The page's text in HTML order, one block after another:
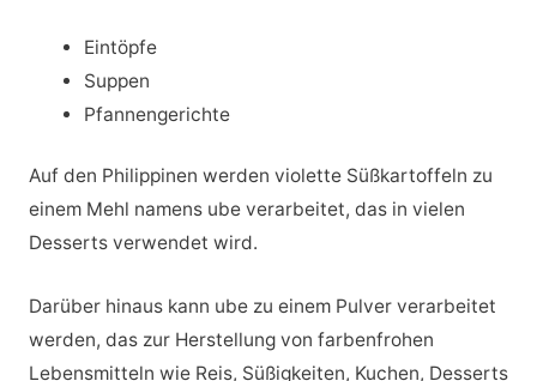
Eintöpfe
Suppen
Pfannengerichte
Auf den Philippinen werden violette Süßkartoffeln zu
einem Mehl namens ube verarbeitet, das in vielen
Desserts verwendet wird.
Darüber hinaus kann ube zu einem Pulver verarbeitet
werden, das zur Herstellung von farbenfrohen
Lebensmitteln wie Reis, Süßigkeiten, Kuchen, Desserts